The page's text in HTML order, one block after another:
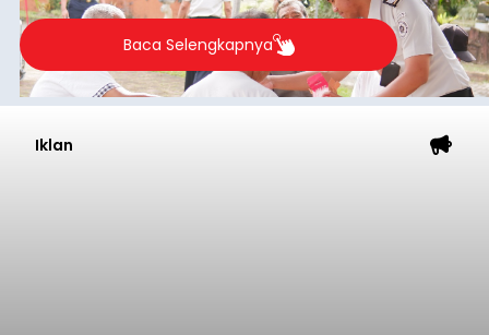
Baca Selengkapnya
Iklan